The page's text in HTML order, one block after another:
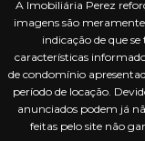
A Imobiliária Perez
imagens são
indicação de que
características
de condomínio
período de locação.
anunciados podem já
feitas pelo site não